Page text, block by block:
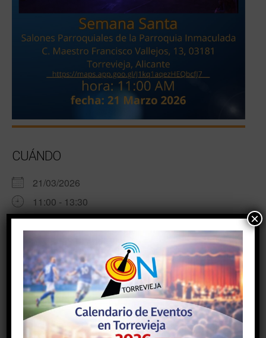
CUÁNDO
21/03/2026
11:00 - 13:30
Descargar ICS Google Calendar
TIPO DE EVENTO
Eventos de fin de semana
#Torrevieja #Cultura #Eventos #Agenda
#SemanaSanta2026 #Turismo #Vacaciones
×